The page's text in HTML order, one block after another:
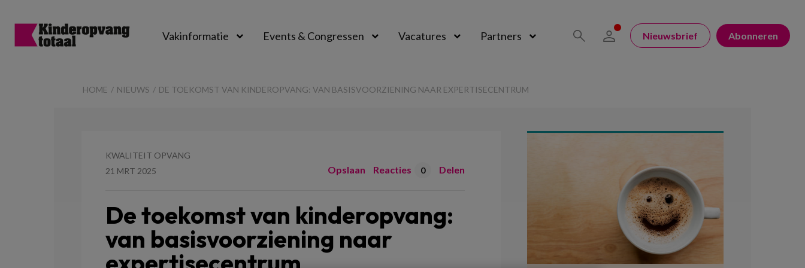
Vakinformatie Events & Congressen Vacatures Partners Nieuwsbrief Abonneren
HOME NIEUWS DE TOEKOMST VAN KINDEROPVANG: VAN BASISVOORZIENING NAAR EXPERTISECENTRUM
KWALITEIT OPVANG
21 MRT 2025
Opslaan Reacties 0 Delen
De toekomst van kinderopvang:
van basisvoorziening naar